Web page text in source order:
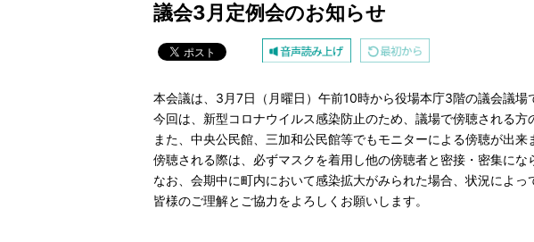
議会3月定例会のお知らせ
本会議は、3月7日（月曜日）午前10時から役場本庁3階の議会議場
今回は、新型コロナウイルス感染防止のため、議場で傍聴される方
また、中央公民館、三加和公民館等でもモニターによる傍聴が出来
傍聴される際は、必ずマスクを着用し他の傍聴者と密接・密集にな
なお、会期中に町内において感染拡大がみられた場合、状況によっ
皆様のご理解とご協力をよろしくお願いします。